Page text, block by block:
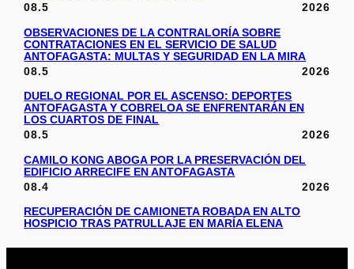
08.5
2026
OBSERVACIONES DE LA CONTRALORÍA SOBRE
CONTRATACIONES EN EL SERVICIO DE SALUD
ANTOFAGASTA: MULTAS Y SEGURIDAD EN LA MIRA
08.5
2026
DUELO REGIONAL POR EL ASCENSO: DEPORTES
ANTOFAGASTA Y COBRELOA SE ENFRENTARÁN EN
LOS CUARTOS DE FINAL
08.5
2026
CAMILO KONG ABOGA POR LA PRESERVACIÓN DEL
EDIFICIO ARRECIFE EN ANTOFAGASTA
08.4
2026
RECUPERACIÓN DE CAMIONETA ROBADA EN ALTO
HOSPICIO TRAS PATRULLAJE EN MARÍA ELENA